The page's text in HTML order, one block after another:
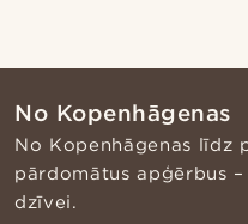
No Kopenhāgenas
No Kopenhāgenas līdz
pārdomātus apģērbus
dzīvei.